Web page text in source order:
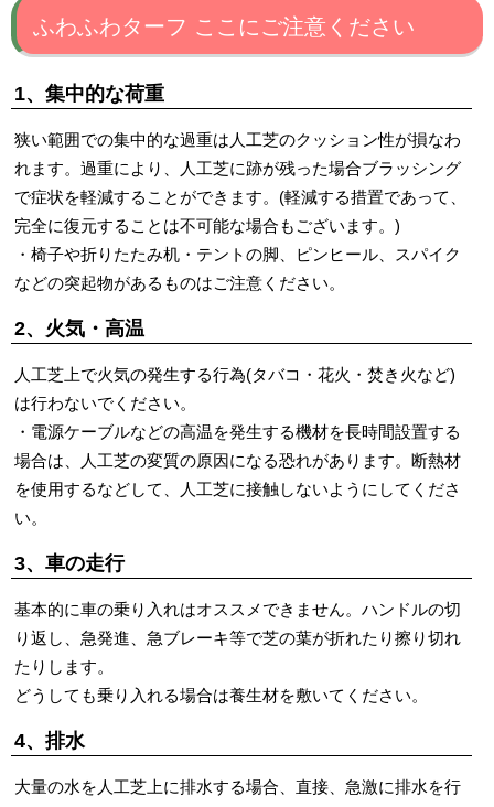
ふわふわターフ ここにご注意ください
1、集中的な荷重
狭い範囲での集中的な過重は人工芝のクッション性が損なわ
れます。過重により、人工芝に跡が残った場合ブラッシング
で症状を軽減することができます。(軽減する措置であって、
完全に復元することは不可能な場合もございます。)
・椅子や折りたたみ机・テントの脚、ピンヒール、スパイク
などの突起物があるものはご注意ください。
2、火気・高温
人工芝上で火気の発生する行為(タバコ・花火・焚き火など)
は行わないでください。
・電源ケーブルなどの高温を発生する機材を長時間設置する
場合は、人工芝の変質の原因になる恐れがあります。断熱材
を使用するなどして、人工芝に接触しないようにしてくださ
い。
3、車の走行
基本的に車の乗り入れはオススメできません。ハンドルの切
り返し、急発進、急ブレーキ等で芝の葉が折れたり擦り切れ
たりします。
どうしても乗り入れる場合は養生材を敷いてください。
4、排水
大量の水を人工芝上に排水する場合、直接、急激に排水を行